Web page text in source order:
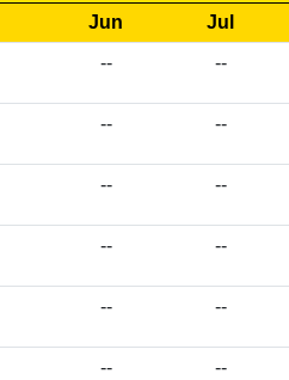
Jun Jul
-- --
-- --
-- --
-- --
-- --
-- --